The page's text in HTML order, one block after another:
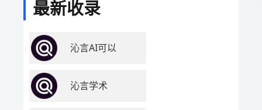
最新收录
沁言AI可以
沁言学术